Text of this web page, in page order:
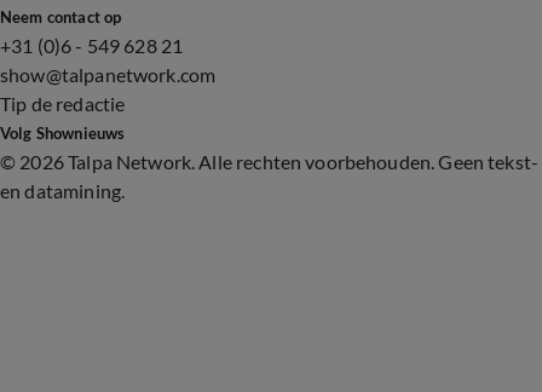
Neem contact op
+31 (0)6 - 549 628 21
show@talpanetwork.com
Tip de redactie
Volg Shownieuws
© 2026 Talpa Network. Alle rechten voorbehouden. Geen tekst-
en datamining.